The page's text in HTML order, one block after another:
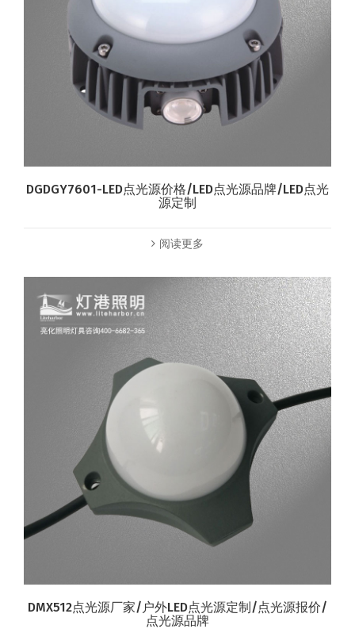
DGDGY7601-LED点光源价格/LED点光源品牌/LED点光
源定制
阅读更多
DMX512点光源厂家/户外LED点光源定制/点光源报价/
点光源品牌